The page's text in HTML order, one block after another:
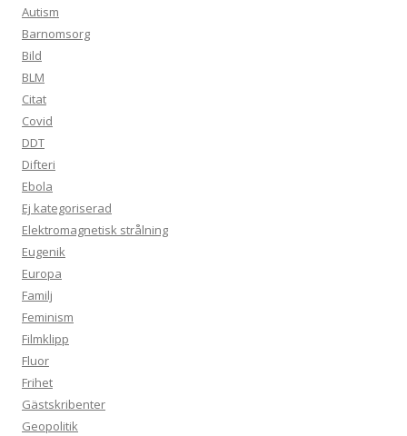
Autism
Barnomsorg
Bild
BLM
Citat
Covid
DDT
Difteri
Ebola
Ej kategoriserad
Elektromagnetisk strålning
Eugenik
Europa
Familj
Feminism
Filmklipp
Fluor
Frihet
Gästskribenter
Geopolitik